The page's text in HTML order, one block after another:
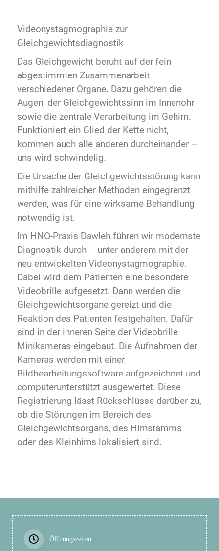
Videonystagmographie zur
Gleichgewichtsdiagnostik
Das Gleichgewicht beruht auf der fein
abgestimmten Zusammenarbeit
verschiedener Organe. Dazu gehören die
Augen, der Gleichgewichtssinn im Innenohr
sowie die zentrale Verarbeitung im Gehirn.
Funktioniert ein Glied der Kette nicht,
kommen auch alle anderen durcheinander –
uns wird schwindelig.
Die Ursache der Gleichgewichtsstörung kann
mithilfe zahlreicher Methoden eingegrenzt
werden, was für eine wirksame Behandlung
notwendig ist.
Im HNO-Praxis Dawleh führen wir modernste
Diagnostik durch – unter anderem mit der
neu entwickelten Videonystagmographie.
Dabei wird dem Patienten eine besondere
Videobrille aufgesetzt. Dann werden die
Gleichgewichtsorgane gereizt und die
Reaktion des Patienten festgehalten. Dafür
sind in der inneren Seite der Videobrille
Minikameras eingebaut. Die Aufnahmen der
Kameras werden mit einer
Bildbearbeitungssoftware aufgezeichnet und
computerunterstützt ausgewertet. Diese
Registrierung lässt Rückschlüsse darüber zu,
ob die Störungen im Bereich des
Gleichgewichtsorgans, des Hirnstamms
oder des Kleinhirns lokalisiert sind.
Öffnungszeiten: